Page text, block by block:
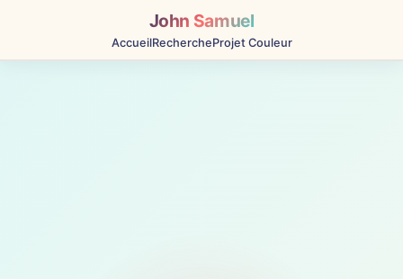
John Samuel
AccueilRechercheProjet Couleur